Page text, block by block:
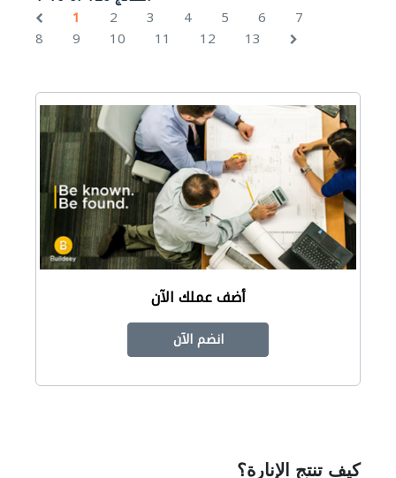
1
2 3 4 5 6
7
8
9 10 11 12 13
أضف عملك الآن
انضم الآن
كيف تنتج الإنارة؟